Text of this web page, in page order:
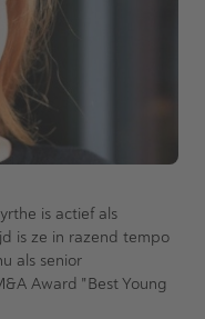
is actief als
is ze in razend tempo
als senior
Award "Best Young